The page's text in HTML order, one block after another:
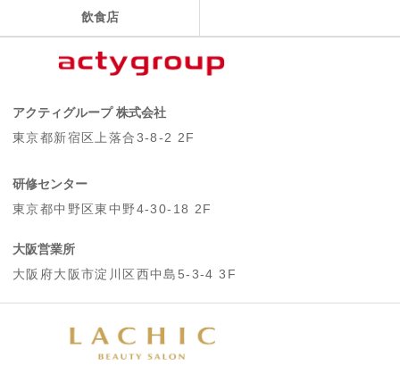
飲食店
アクティグループ 株式会社
東京都新宿区上落合3-8-2 2F
研修センター
東京都中野区東中野4-30-18 2F
大阪営業所
大阪府大阪市淀川区西中島5-3-4 3F